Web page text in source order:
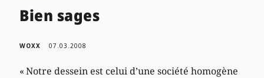
Bien sages
WOXX 07.03.2008
« Notre dessein est celui d’une société homogène